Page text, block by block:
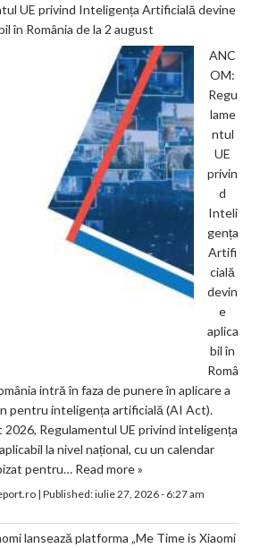
UE privind Inteligența Artificială devine
în România de la 2 august
ANC
OM:
Regu
lame
ntul
UE
privin
d
Inteli
gența
Artifi
cială
devin
e
aplica
bil în
Româ
intră în faza de punere în aplicare a
pentru inteligența artificială (AI Act).
Regulamentul UE privind inteligența
la nivel național, cu un calendar
pentru… Read more »
| Published:iulie 27, 2026 - 6:27 am
lansează platforma „Me Time is Xiaomi